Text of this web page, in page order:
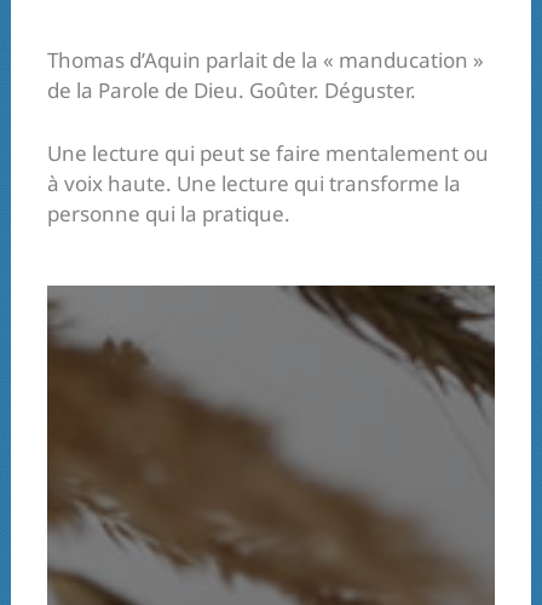
Thomas d’Aquin parlait de la « manducation »
de la Parole de Dieu. Goûter. Déguster.
Une lecture qui peut se faire mentalement ou
à voix haute. Une lecture qui transforme la
personne qui la pratique.